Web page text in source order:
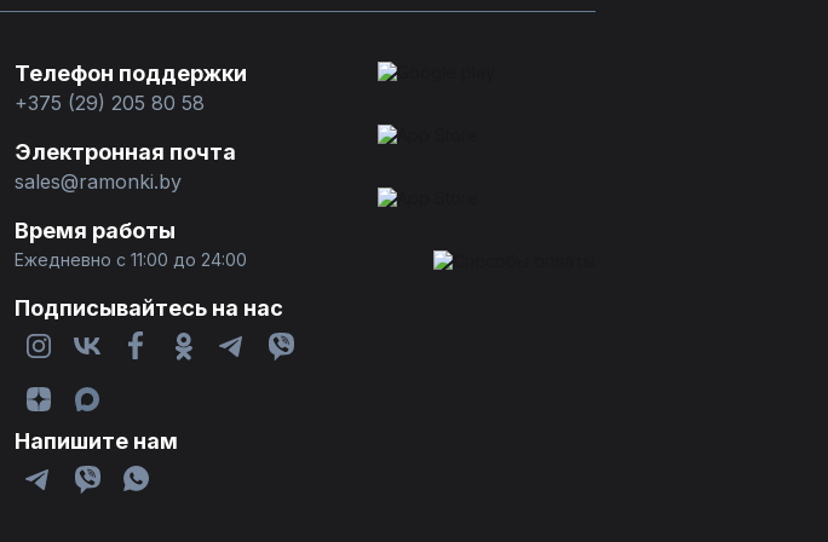
Телефон поддержки
+375 (29) 205 80 58
Электронная почта
sales@ramonki.by
Время работы
Ежедневно с 11:00 до 24:00
Подписывайтесь на нас
Напишите нам